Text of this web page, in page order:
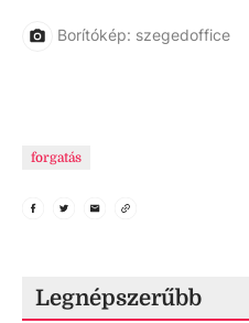
Borítókép: szegedoffice
forgatás
Legnépszerűbb